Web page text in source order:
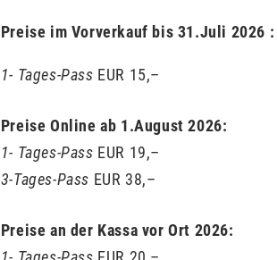
Preise im Vorverkauf bis 31.Juli 2026 :
1- Tages-Pass EUR 15,–
Preise Online ab 1.August 2026:
1- Tages-Pass EUR 19,–
3-Tages-Pass EUR 38,–
Preise an der Kassa vor Ort 2026: